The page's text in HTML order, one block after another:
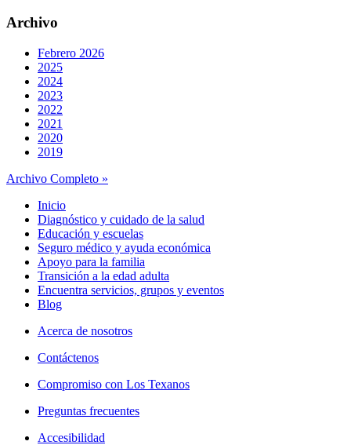
Archivo
Febrero 2026
2025
2024
2023
2022
2021
2020
2019
Archivo Completo »
Inicio
Diagnóstico y cuidado de la salud
Educación y escuelas
Seguro médico y ayuda económica
Apoyo para la familia
Transición a la edad adulta
Encuentra servicios, grupos y eventos
Blog
Acerca de nosotros
Contáctenos
Compromiso con Los Texanos
Preguntas frecuentes
Accesibilidad